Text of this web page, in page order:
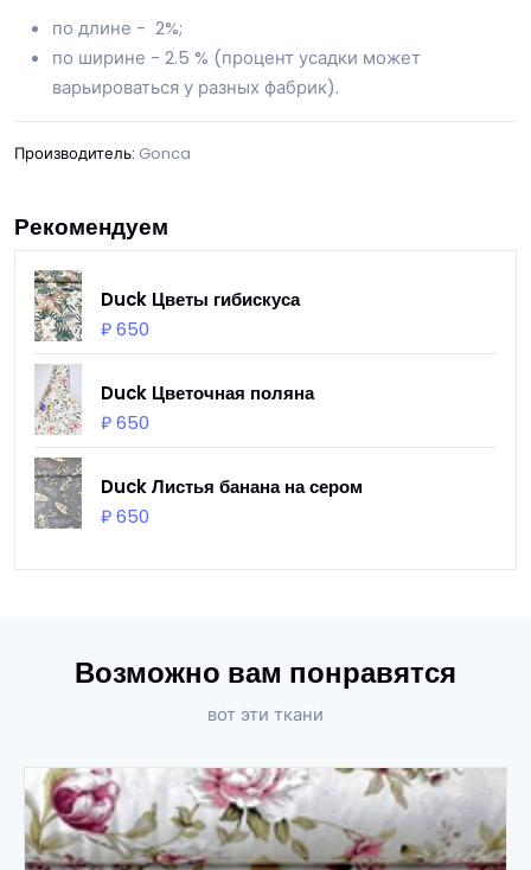
по длине - 2%;
по ширине - 2.5 % (процент усадки может
варьироваться у разных фабрик).
Производитель: Gonca
Рекомендуем
Duck Цветы гибискуса
₽ 650
Duck Цветочная поляна
₽ 650
Duck Листья банана на сером
₽ 650
Возможно вам понравятся
вот эти ткани